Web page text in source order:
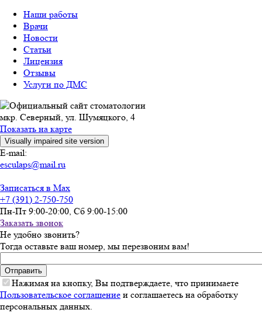
Наши работы
Врачи
Новости
Статьи
Лицензия
Отзывы
Услуги по ДМС
мкр. Северный, ул. Шумяцкого, 4
Показать на карте
E-mail:
esculaps@mail.ru
Записаться в Max
+7 (391) 2-750-750
Пн-Пт 9:00-20:00, Сб 9:00-15:00
Заказать звонок
Не удобно звонить?
Тогда оставьте ваш номер, мы перезвоним вам!
Нажимая на кнопку, Вы подтверждаете, что принимаете
Пользовательское соглашение и соглашаетесь на обработку
персональных данных.